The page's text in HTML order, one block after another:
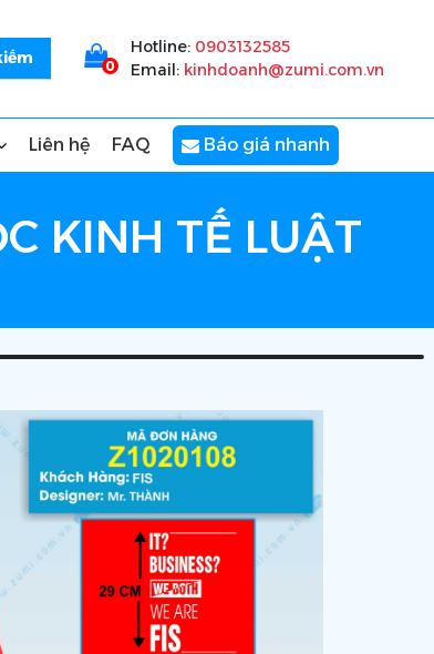
0
Hotline: 0903132585
Email: kinhdoanh@zumi.com.vn
Liên hệ FAQ Báo giá nhanh
KINH TẾ LUẬT